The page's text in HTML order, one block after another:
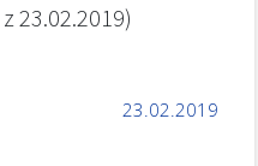
23.02.2019